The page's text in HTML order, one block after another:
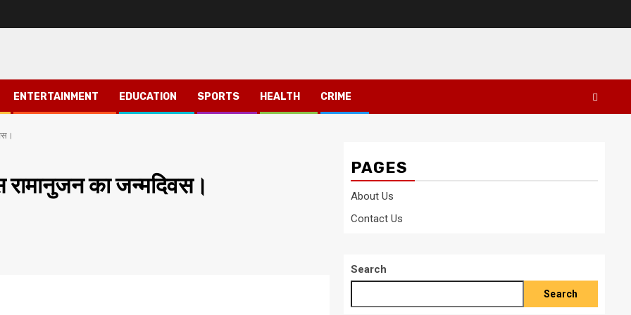
ENTERTAINMENT EDUCATION SPORTS HEALTH CRIME
रामानुजन का जन्मदिवस।
PAGES
About Us
Contact Us
Search
Search